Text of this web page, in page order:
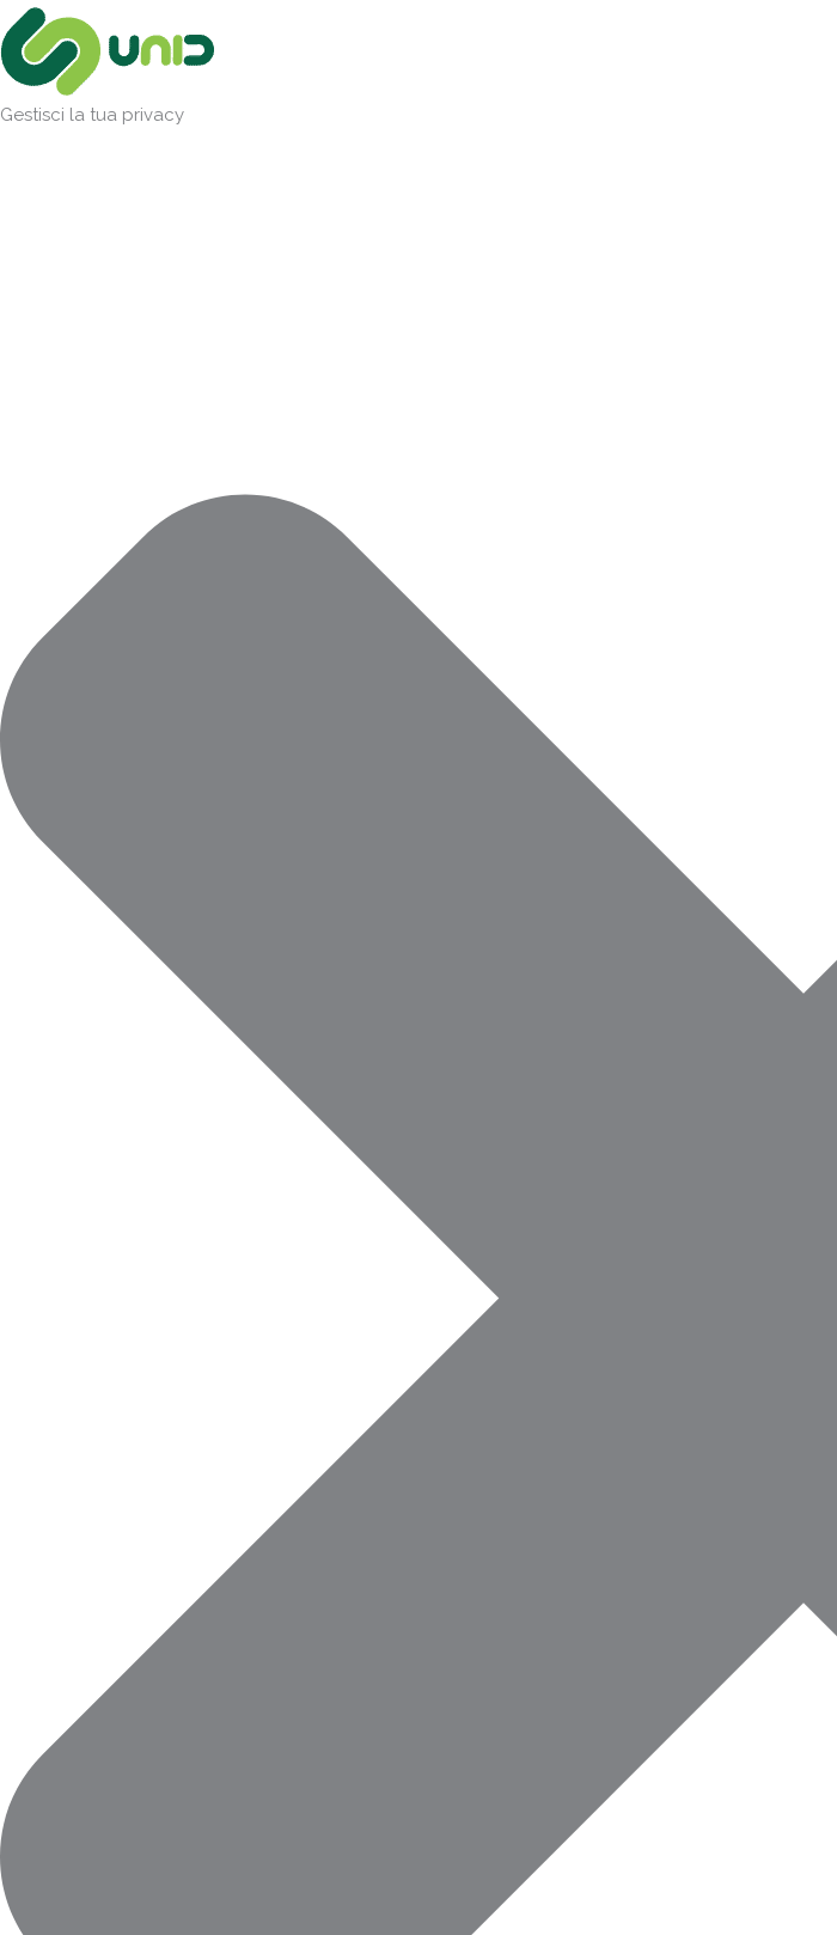
Gestisci la tua privacy
Vai
al
contenuto